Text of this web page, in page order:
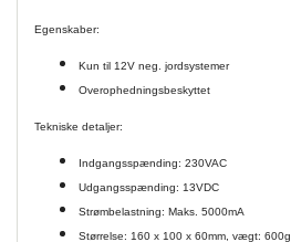
Egenskaber:
Kun til 12V neg. jordsystemer
Overophedningsbeskyttet
Tekniske detaljer:
Indgangsspænding: 230VAC
Udgangsspænding: 13VDC
Strømbelastning: Maks. 5000mA
Størrelse: 160 x 100 x 60mm, vægt: 600g